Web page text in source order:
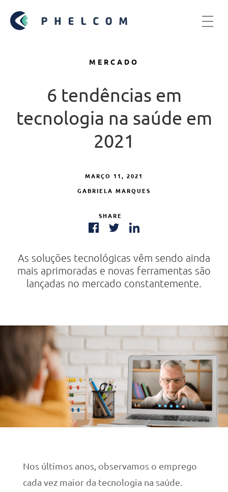
MERCADO
6 tendências em
tecnologia na saúde em
2021
MARÇO 11, 2021
GABRIELA MARQUES
SHARE
As soluções tecnológicas vêm sendo ainda
mais aprimoradas e novas ferramentas são
lançadas no mercado constantemente.
Nos últimos anos, observamos o emprego
cada vez maior da tecnologia na saúde.